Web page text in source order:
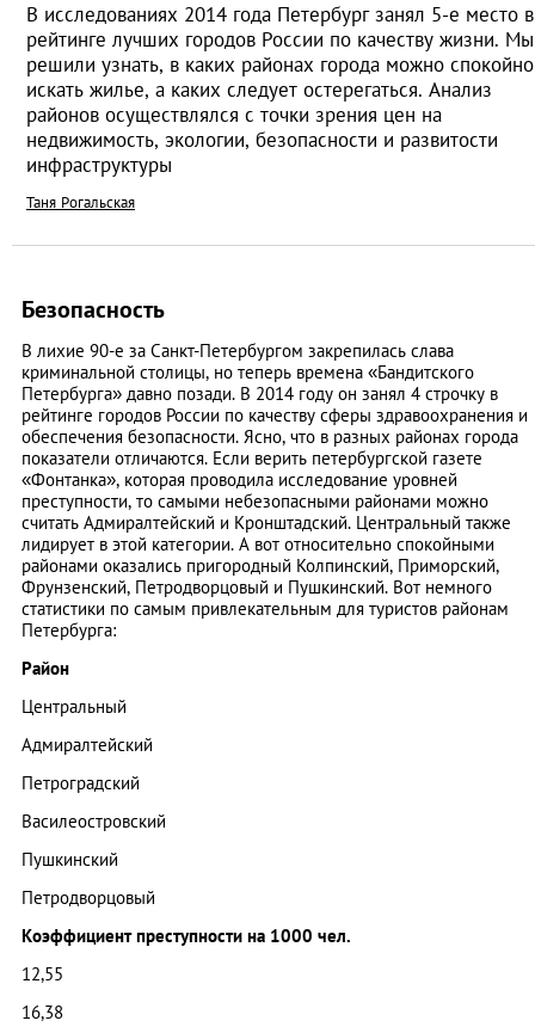
В исследованиях 2014 года Петербург занял 5-е место в
рейтинге лучших городов России по качеству жизни. Мы
решили узнать, в каких районах города можно спокойно
искать жилье, а каких следует остерегаться. Анализ
районов осуществлялся с точки зрения цен на
недвижимость, экологии, безопасности и развитости
инфраструктуры
Таня Рогальская
Безопасность
В лихие 90-е за Санкт-Петербургом закрепилась слава
криминальной столицы, но теперь времена «Бандитского
Петербурга» давно позади. В 2014 году он занял 4 строчку в
рейтинге городов России по качеству сферы здравоохранения и
обеспечения безопасности. Ясно, что в разных районах города
показатели отличаются. Если верить петербургской газете
«Фонтанка», которая проводила исследование уровней
преступности, то самыми небезопасными районами можно
считать Адмиралтейский и Кронштадский. Центральный также
лидирует в этой категории. А вот относительно спокойными
районами оказались пригородный Колпинский, Приморский,
Фрунзенский, Петродворцовый и Пушкинский. Вот немного
статистики по самым привлекательным для туристов районам
Петербурга:
Район
Центральный
Адмиралтейский
Петроградский
Василеостровский
Пушкинский
Петродворцовый
Коэффициент преступности на 1000 чел.
12,55
16,38